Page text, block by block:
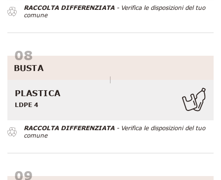
RACCOLTA DIFFERENZIATA- Verifica le disposizioni del tuo
comune
BUSTA
PLASTICA
LDPE 4
RACCOLTA DIFFERENZIATA- Verifica le disposizioni del tuo
comune